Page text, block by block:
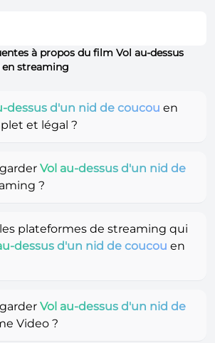
à propos du film Vol au-dessus
streaming
dessus d'un nid de coucou en
et légal ?
Vol au-dessus d'un nid de
?
plateformes de streaming qui
dessus d'un nid de coucou en
Vol au-dessus d'un nid de
Video ?